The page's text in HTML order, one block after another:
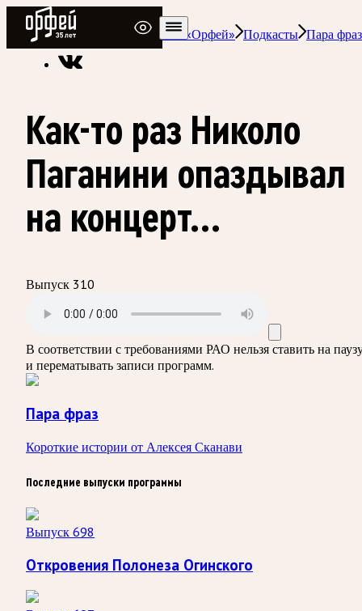
Радио Орфей
Радио классической музыки «Орфей» Подкасты Пара фраз
Как-то раз Николо
Паганини опаздывал
на концерт...
Выпуск 310
В соответствии с требованиями РАО нельзя ставить на
и перематывать записи программ.
Пара фраз
Короткие истории от Алексея Сканави
Последние выпуски программы
Выпуск 698
Откровения Полонеза Огинского